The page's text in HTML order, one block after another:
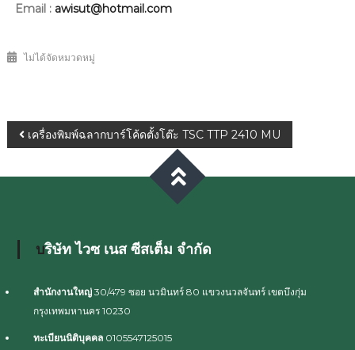
Email : awisut@hotmail.com
ไม่ได้จัดหมวดหมู่
เครื่องพิมพ์ฉลากบาร์โค้ดตั้งโต๊ะ TSC TTP 2410 MU
บริษัท ไวซ เนส ซีสเต็ม จำกัด
สำนักงานใหญ่30/479 ซอย นวมินทร์ 80 แขวงนวลจันทร์ เขตบึงกุ่ม
กรุงเทพมหานคร 10230
ทะเบียนนิติบุคคล0105547125015